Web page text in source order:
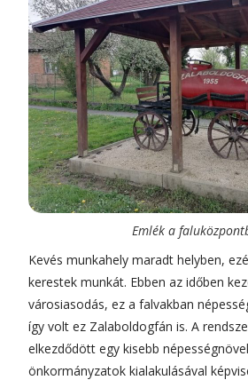
Emlék a
Kevés munkahely maradt helyben,
kerestek munkát. Ebben az időben
városiasodás, ez a falvakban
így volt ez Zalaboldogfán is. A
elkezdődött egy kisebb
önkormányzatok kialakulásával